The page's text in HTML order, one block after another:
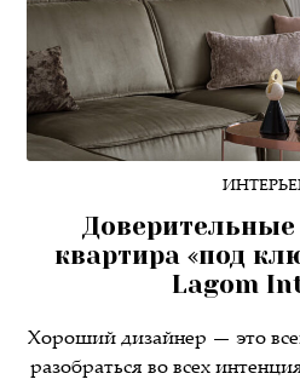
квартира «под
Lagom
Хороший дизайнер — это
разобраться во всех